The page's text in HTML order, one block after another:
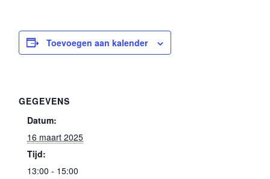
Toevoegen aan kalender
GEGEVENS
Datum:
16 maart 2025
Tijd:
13:00 - 15:00